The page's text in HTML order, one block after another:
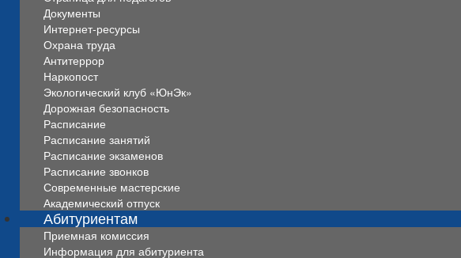
Документы
Интернет-ресурсы
Охрана труда
Антитеррор
Наркопост
Экологический клуб «ЮнЭк»
Дорожная безопасность
Расписание
Расписание занятий
Расписание экзаменов
Расписание звонков
Современные мастерские
Академический отпуск
Абитуриентам
Приемная комиссия
Информация для абитуриента